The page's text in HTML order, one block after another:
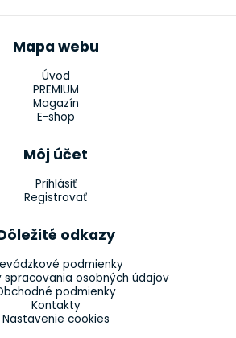
Mapa webu
Úvod
PREMIUM
Magazín
E-shop
Môj účet
Prihlásiť
Registrovať
odkazy
podmienky
spracovania osobných údajov
podmienky
Kontakty
Nastavenie cookies